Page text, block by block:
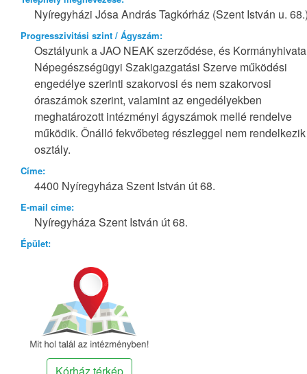
Nyíregyházi Jósa András Tagkórház (Szent István u.
Progresszivitási szint / Ágyszám:
Osztályunk a JAO NEAK szerződése, és
Népegészségügyi Szakigazgatási Szerve működési
engedélye szerinti szakorvosi és nem szakorvosi
óraszámok szerint, valamint az engedélyekben
meghatározott intézményi ágyszámok mellé rendelve
működik. Önálló fekvőbeteg részleggel nem
osztály.
Címe:
4400 Nyíregyháza Szent István út 68.
E-mail címe:
Nyíregyháza Szent István út 68.
Épület:
Kórház térkép